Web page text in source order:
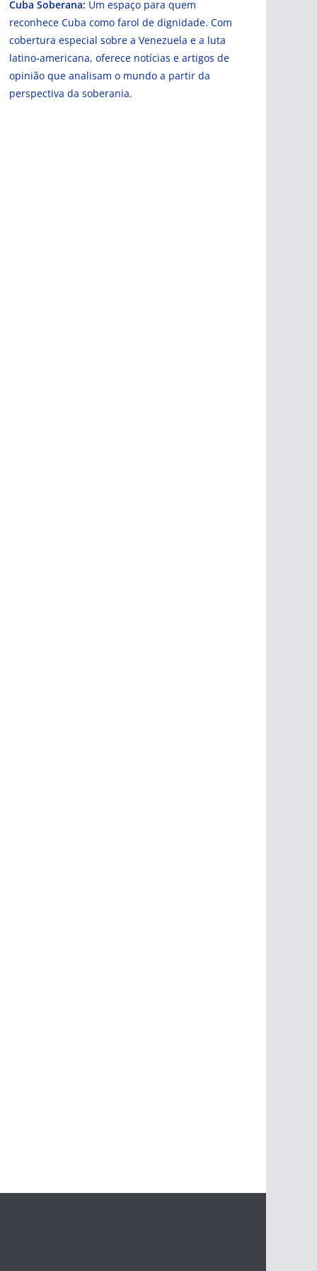
Cuba Soberana: Um espaço para quem
reconhece Cuba como farol de dignidade. Com
cobertura especial sobre a Venezuela e a luta
latino-americana, oferece notícias e artigos de
opinião que analisam o mundo a partir da
perspectiva da soberania.